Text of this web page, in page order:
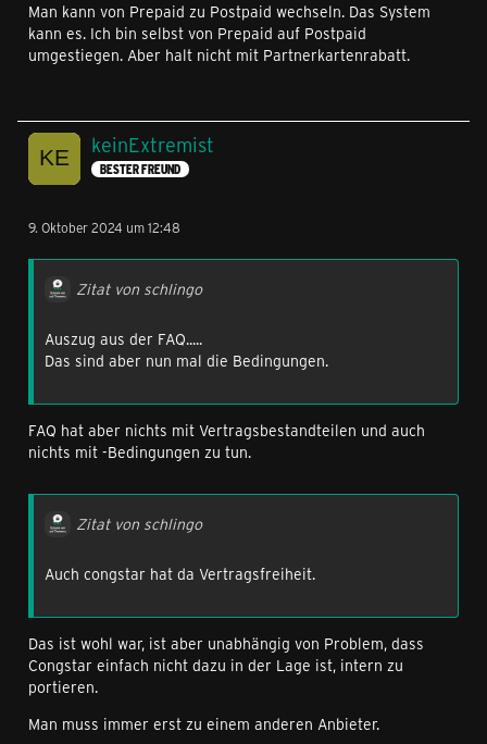
Man kann von Prepaid zu Postpaid wechseln. Das System
kann es. Ich bin selbst von Prepaid auf Postpaid
umgestiegen. Aber halt nicht mit Partnerkartenrabatt.
keinExtremist
BESTER FREUND
9. Oktober 2024 um 12:48
Zitat von schlingo
Auszug aus der FAQ.....
Das sind aber nun mal die Bedingungen.
FAQ hat aber nichts mit Vertragsbestandteilen und auch
nichts mit -Bedingungen zu tun.
Zitat von schlingo
Auch congstar hat da Vertragsfreiheit.
Das ist wohl war, ist aber unabhängig von Problem, dass
Congstar einfach nicht dazu in der Lage ist, intern zu
portieren.
Man muss immer erst zu einem anderen Anbieter.